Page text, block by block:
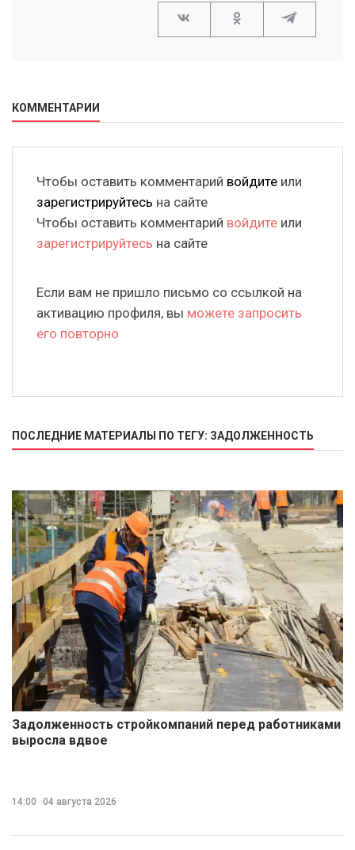
КОММЕНТАРИИ
Чтобы оставить комментарий войдите или
зарегистрируйтесь на сайте
Чтобы оставить комментарий войдите или
зарегистрируйтесь на сайте
Если вам не пришло письмо со ссылкой на
активацию профиля, вы можете запросить
его повторно
ПОСЛЕДНИЕ МАТЕРИАЛЫ ПО ТЕГУ: ЗАДОЛЖЕННОСТЬ
Задолженность стройкомпаний перед работниками
выросла вдвое
14:00 04 августа 2026